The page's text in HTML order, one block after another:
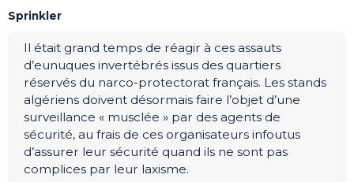
Sprinkler
Il était grand temps de réagir à ces assauts
d’eunuques invertébrés issus des quartiers
réservés du narco-protectorat français. Les stands
algériens doivent désormais faire l’objet d’une
surveillance « musclée » par des agents de
sécurité, au frais de ces organisateurs infoutus
d’assurer leur sécurité quand ils ne sont pas
complices par leur laxisme.